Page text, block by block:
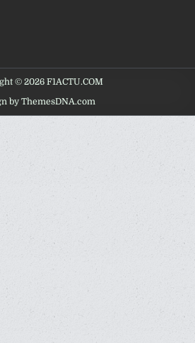
© 2026 F1ACTU.COM
by ThemesDNA.com